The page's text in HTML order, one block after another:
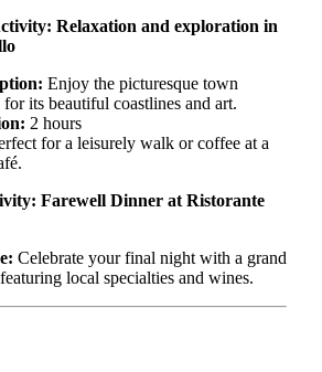
Relaxation and exploration in
Enjoy the picturesque town
its beautiful coastlines and art.
2 hours
for a leisurely walk or coffee at a
Farewell Dinner at Ristorante
Celebrate your final night with a grand
local specialties and wines.